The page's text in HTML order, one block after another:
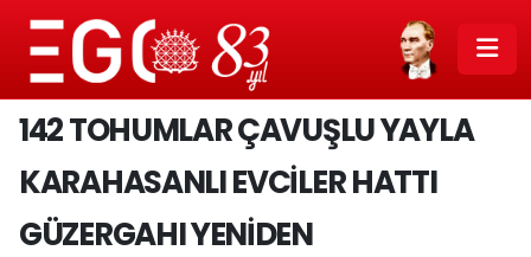
142 TOHUMLAR ÇAVUŞLU YAYLA
KARAHASANLI EVCILER HATTI
GÜZERGAHI YENIDEN